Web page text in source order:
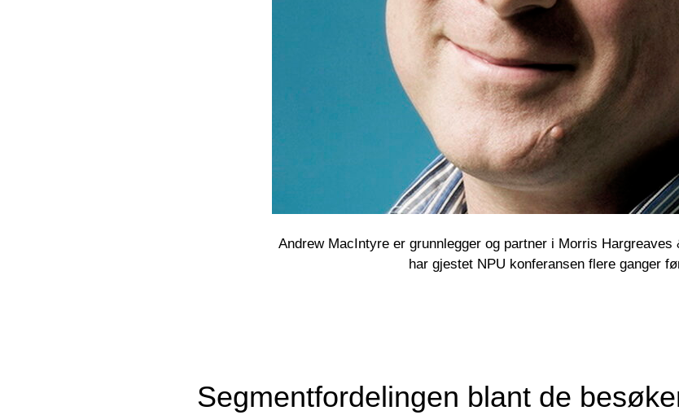
Andrew MacIntyre er grunnlegger og partner i Morris
har gjestet NPU konferansen flere ganger
Segmentfordelingen blant de